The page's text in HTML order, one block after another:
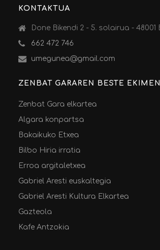
KONTAKTUA
Done Bikendi 2 - 5. solairua - 48001
662 472 746
umegunea@gmail.com
ZENBAT GARAREN BESTE
Zenbat Gara elkartea
Algara konpartsa
Bakaikuko Etxea
Bilbo Hiria irratia
Erroa argitaletxea
Gabriel Aresti euskaltegia
Gabriel Aresti Kultura Elkartea
Gazteola
Kafe Antzokia